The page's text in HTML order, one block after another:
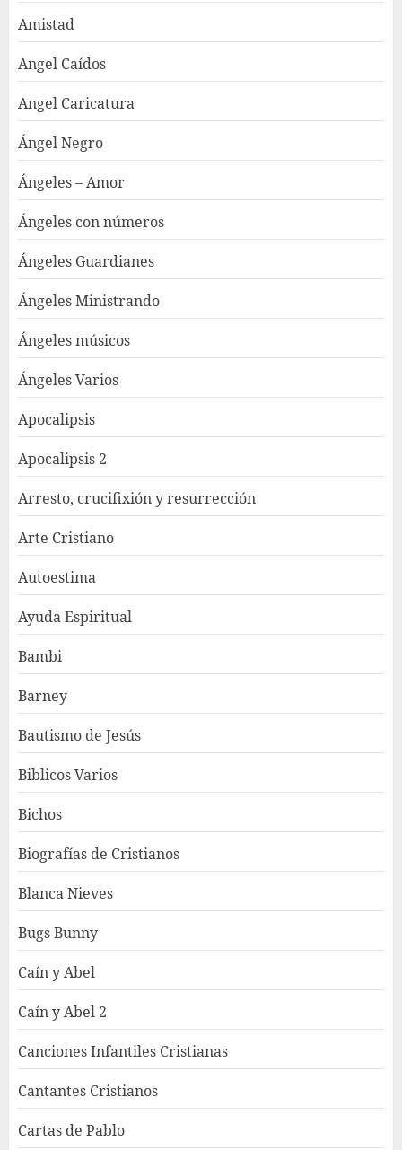
Amistad
Angel Caídos
Angel Caricatura
Ángel Negro
Ángeles – Amor
Ángeles con números
Ángeles Guardianes
Ángeles Ministrando
Ángeles músicos
Ángeles Varios
Apocalipsis
Apocalipsis 2
Arresto, crucifixión y resurrección
Arte Cristiano
Autoestima
Ayuda Espiritual
Bambi
Barney
Bautismo de Jesús
Biblicos Varios
Bichos
Biografías de Cristianos
Blanca Nieves
Bugs Bunny
Caín y Abel
Caín y Abel 2
Canciones Infantiles Cristianas
Cantantes Cristianos
Cartas de Pablo